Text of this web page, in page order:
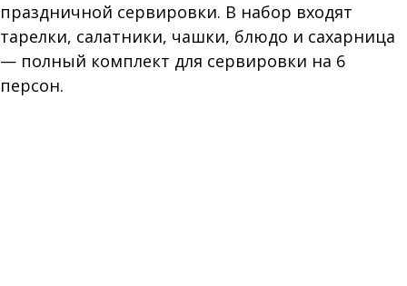
праздничной сервировки. В набор входят
тарелки, салатники, чашки, блюдо и сахарница
— полный комплект для сервировки на 6
персон.